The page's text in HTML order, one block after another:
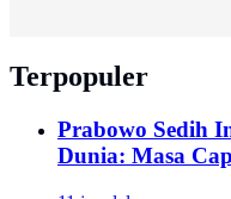
Terpopuler
Prabowo Sedih
Dunia: Masa